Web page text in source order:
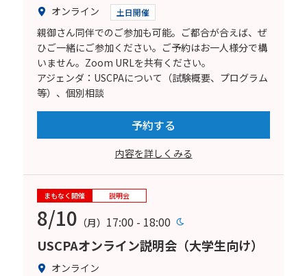
オンライン 土日開催
親御さん同伴でのご参加も可能。ご都合が合えば、ぜ
ひご一緒にご参加ください。ご予約はお一人様分で構
いません。Zoom URLを共有ください。
アジェンダ：USCPAについて（試験概要、プログラム
等）、個別相談
予約する
内容を詳しくみる
まもなく開催 説明会
8/10 （月） 17:00 - 18:00
USCPAオンライン説明会（大学生向け）
オンライン